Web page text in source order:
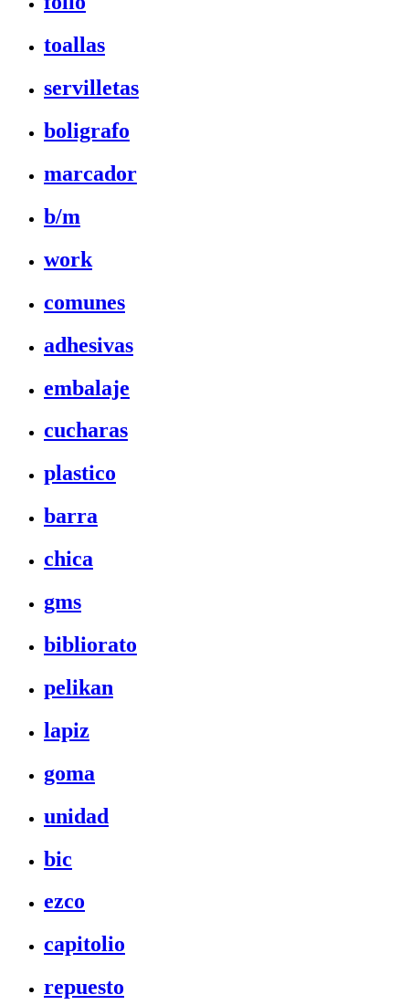
toallas
servilletas
boligrafo
marcador
b/m
work
comunes
adhesivas
embalaje
cucharas
plastico
barra
chica
gms
bibliorato
pelikan
lapiz
goma
unidad
bic
ezco
capitolio
repuesto